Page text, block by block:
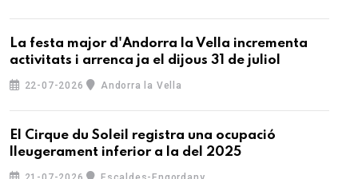
La festa major d'Andorra la Vella incrementa
activitats i arrenca ja el dijous 31 de juliol
22-07-2026 Andorra la Vella
El Cirque du Soleil registra una ocupació
lleugerament inferior a la del 2025